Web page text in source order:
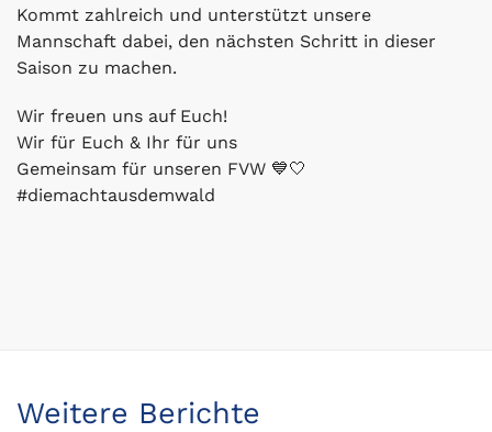
Kommt zahlreich und unterstützt unsere
Mannschaft dabei, den nächsten Schritt in dieser
Saison zu machen.
Wir freuen uns auf Euch!
Wir für Euch & Ihr für uns
Gemeinsam für unseren FVW 💙🤍
#diemachtausdemwald
Weitere Berichte